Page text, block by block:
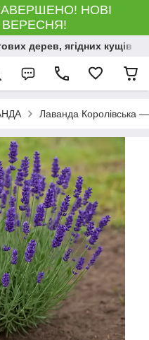
НОВІ
ВЕРЕСНЯ!
дерев, ягідних кущів і
Лаванда Королівська —